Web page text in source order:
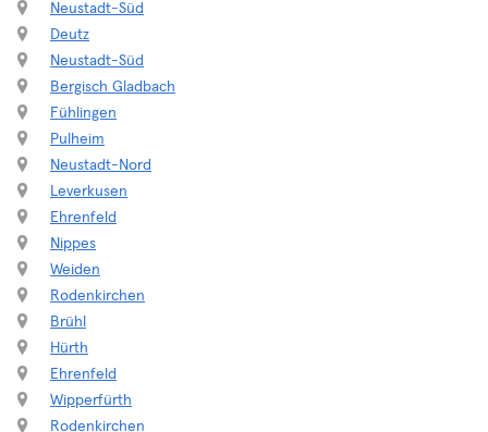
Neustadt-Süd
Deutz
Neustadt-Süd
Bergisch Gladbach
Fühlingen
Pulheim
Neustadt-Nord
Leverkusen
Ehrenfeld
Nippes
Weiden
Rodenkirchen
Brühl
Hürth
Ehrenfeld
Wipperfürth
Rodenkirchen